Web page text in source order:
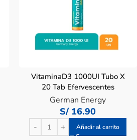
VitaminaD3 1000UI Tubo X
20 Tab Efervescentes
German Energy
S/ 16.90
Añadir al carrito